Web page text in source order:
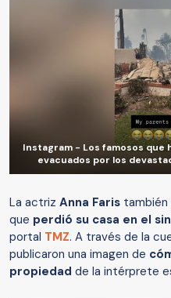
Instagram - Los famosos que
evacuados por los
La actriz Anna Faris también
que perdió su casa en el
portal TMZ. A través de la
publicaron una imagen de
propiedad de la intérprete